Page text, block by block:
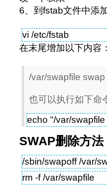
6、到fstab文件中添
vi /etc/fstab
在末尾增加以下内容：
/var/swapfile
也可以执行如下命
echo "/var/
SWAP删除方法
/sbin/swapoff /var/
rm -f /var/swapfile